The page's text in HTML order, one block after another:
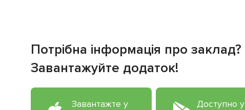
Потрібна інформація про заклад?
Завантажуйте додаток!
Завантажте у
Доступно у